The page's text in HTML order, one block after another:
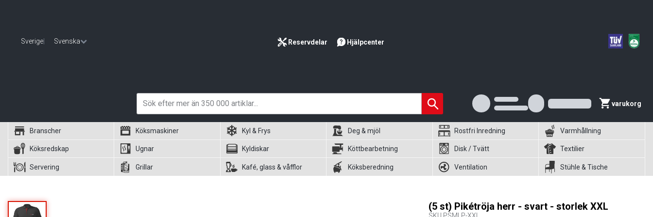
Sverige Svenska Reservdelar Hjälpcenter
varukorg
Branscher Köksmaskiner Kyl & Frys Deg & mjöl Rostfri Inredning Varmhållning
Köksredskap Ugnar Kyldiskar Köttbearbetning Disk / Tvätt Textilier
Servering Grillar Kafé, glass & våfflor Köksberedning Ventilation Stühle & Tische
(5 st) Pikétröja herr - svart - storlek XXL